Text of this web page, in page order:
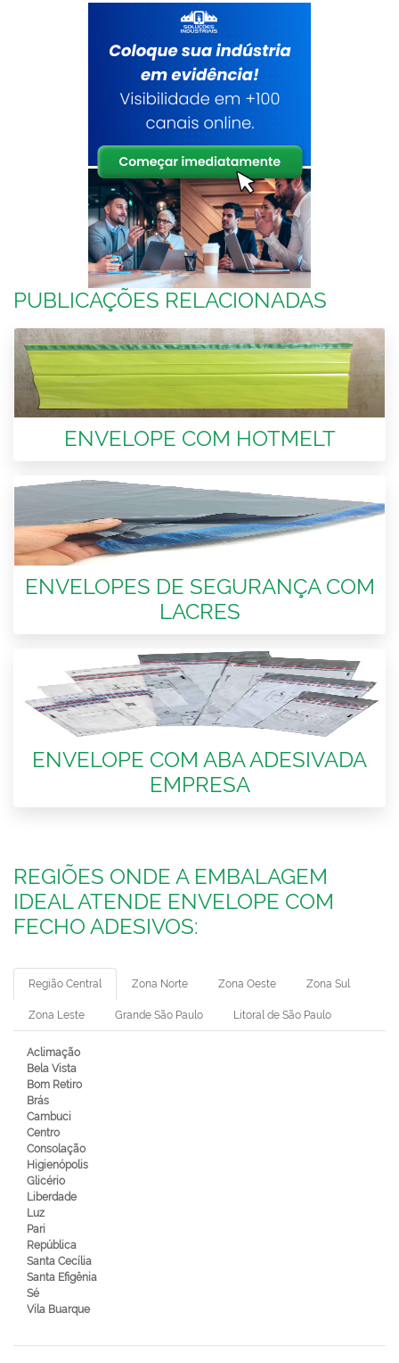
PUBLICAÇÕES RELACIONADAS
ENVELOPE COM HOTMELT
ENVELOPES DE SEGURANÇA COM
LACRES
ENVELOPE COM ABA ADESIVADA
EMPRESA
REGIÕES ONDE A EMBALAGEM
IDEAL ATENDE ENVELOPE COM
FECHO ADESIVOS:
Região Central Zona Norte Zona Oeste Zona Sul
Zona Leste Grande São Paulo Litoral de São Paulo
Aclimação
Bela Vista
Bom Retiro
Brás
Cambuci
Centro
Consolação
Higienópolis
Glicério
Liberdade
Luz
Pari
República
Santa Cecília
Santa Efigênia
Sé
Vila Buarque